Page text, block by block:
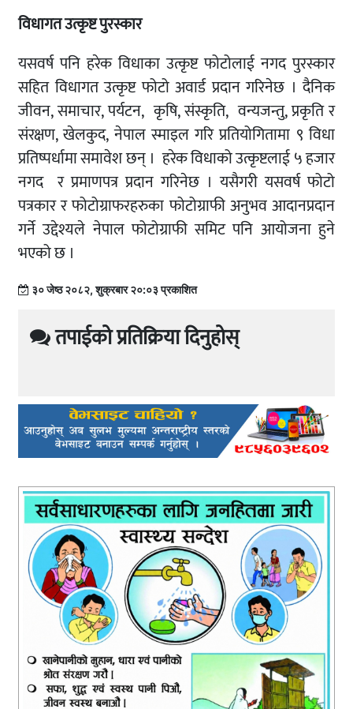
विधागत उत्कृष्ट पुरस्कार
यसवर्ष पनि हरेक विधाका उत्कृष्ट फोटोलाई नगद पुरस्कार
सहित विधागत उत्कृष्ट फोटो अवार्ड प्रदान गरिनेछ । दैनिक
जीवन, समाचार, पर्यटन, कृषि, संस्कृति, वन्यजन्तु, प्रकृति र
संरक्षण, खेलकुद, नेपाल स्माइल गरि प्रतियोगितामा ९ विधा
प्रतिष्पर्धामा समावेश छन् । हरेक विधाको उत्कृष्टलाई ५ हजार
नगद र प्रमाणपत्र प्रदान गरिनेछ । यसैगरी यसवर्ष फोटो
पत्रकार र फोटोग्राफरहरुका फोटोग्राफी अनुभव आदानप्रदान
गर्ने उद्देश्यले नेपाल फोटोग्राफी समिट पनि आयोजना हुने
भएको छ ।
३० जेष्ठ २०८२, शुक्रबार २०:०३ प्रकाशित
तपाईको प्रतिक्रिया दिनुहोस्